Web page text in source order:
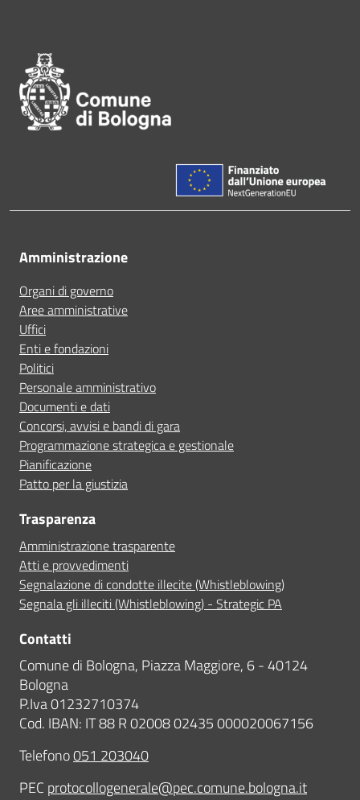
Amministrazione
Organi di governo
Aree amministrative
Uffici
Enti e fondazioni
Politici
Personale amministrativo
Documenti e dati
Concorsi, avvisi e bandi di gara
Programmazione strategica e gestionale
Pianificazione
Patto per la giustizia
Trasparenza
Amministrazione trasparente
Atti e provvedimenti
Segnalazione di condotte illecite (Whistleblowing)
Segnala gli illeciti (Whistleblowing) - Strategic PA
Contatti
Comune di Bologna, Piazza Maggiore, 6 - 40124
Bologna
P.Iva 01232710374
Cod. IBAN: IT 88 R 02008 02435 000020067156
Telefono051 203040
PEC protocollogenerale@pec.comune.bologna.it